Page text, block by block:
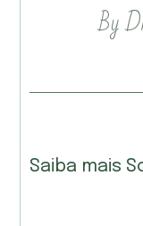
By
Saiba mais